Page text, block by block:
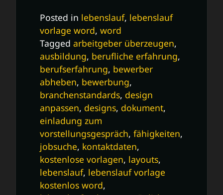
Posted in lebenslauf, lebenslauf
vorlage word, word
Tagged arbeitgeber überzeugen,
ausbildung, berufliche erfahrung,
berufserfahrung, bewerber
abheben, bewerbung,
branchenstandards, design
anpassen, designs, dokument,
einladung zum
vorstellungsgespräch, fähigkeiten,
jobsuche, kontaktdaten,
kostenlose vorlagen, layouts,
lebenslauf, lebenslauf vorlage
kostenlos word,